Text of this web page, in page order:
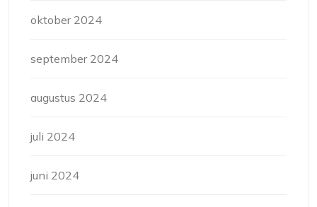
oktober 2024
september 2024
augustus 2024
juli 2024
juni 2024